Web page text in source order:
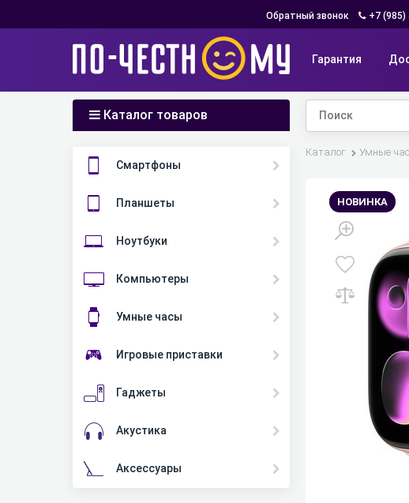
Обратный звонок +7 (985)
Гарантия
Каталог товаров
Смартфоны
Планшеты
Ноутбуки
Компьютеры
Умные часы
Игровые приставки
Гаджеты
Акустика
Аксессуары
Каталог Умные
НОВИНКА